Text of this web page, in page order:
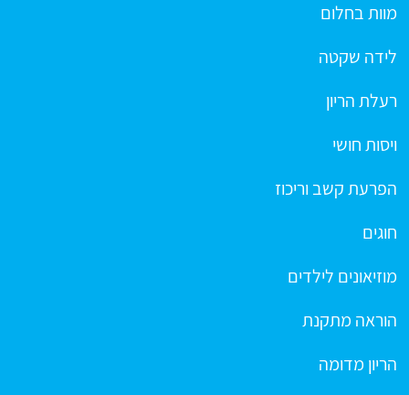
מוות בחלום
לידה שקטה
רעלת הריון
ויסות חושי
הפרעת קשב וריכוז
חוגים
מוזיאונים לילדים
הוראה מתקנת
הריון מדומה